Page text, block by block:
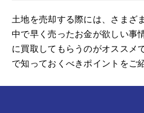
土地を売却する際には、さまざ
中で早く売ったお金が欲しい事
に買取してもらうのがオススメ
で知っておくべきポイントをご